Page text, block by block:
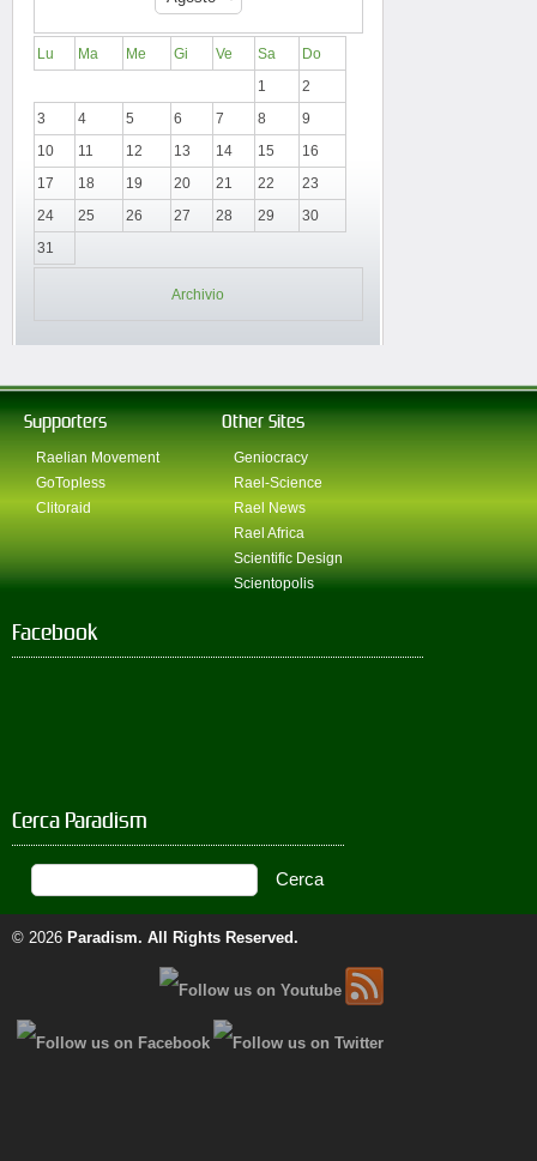
Lu Ma Me Gi Ve Sa
Do
1
2
3
4 5 6 7 8
9
10
11 12 13 14 15
16
17
18 19 20 21 22
23
24
25 26 27 28 29
30
31
Archivio
Supporters
Raelian Movement
GoTopless
Clitoraid
Other Sites
Geniocracy
Rael-Science
Rael News
Rael Africa
Scientific Design
Scientopolis
Facebook
Cerca Paradism
© 2026 Paradism. All Rights Reserved.